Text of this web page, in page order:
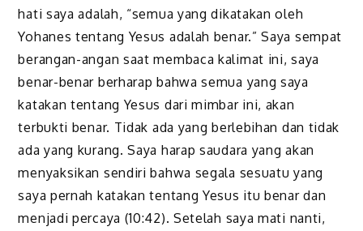
hati saya adalah, “semua yang dikatakan oleh
Yohanes tentang Yesus adalah benar.” Saya sempat
berangan-angan saat membaca kalimat ini, saya
benar-benar berharap bahwa semua yang saya
katakan tentang Yesus dari mimbar ini, akan
terbukti benar. Tidak ada yang berlebihan dan tidak
ada yang kurang. Saya harap saudara yang akan
menyaksikan sendiri bahwa segala sesuatu yang
saya pernah katakan tentang Yesus itu benar dan
menjadi percaya (10:42). Setelah saya mati nanti,